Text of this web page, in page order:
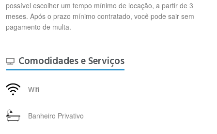
possível escolher um tempo mínimo de locação, a partir de 3
meses. Após o prazo mínimo contratado, você pode sair sem
pagamento de multa.
Comodidades e Serviços
Wifi
Banheiro Privativo